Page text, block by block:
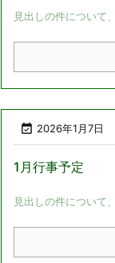
見出しの件について
 2026年1月7日
1月行事予定
見出しの件について